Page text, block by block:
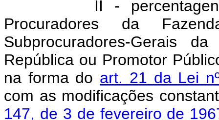
II -
Procuradores da
Subprocuradores-Gerais
República ou Promotor
na forma do art. 21 da Lei
com as modificações
147, de 3 de fevereiro de